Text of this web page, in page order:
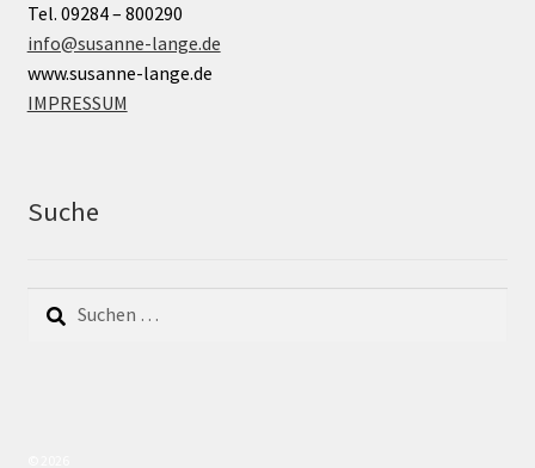
Tel. 09284 – 800290
info@susanne-lange.de
www.susanne-lange.de
IMPRESSUM
Suche
nach: